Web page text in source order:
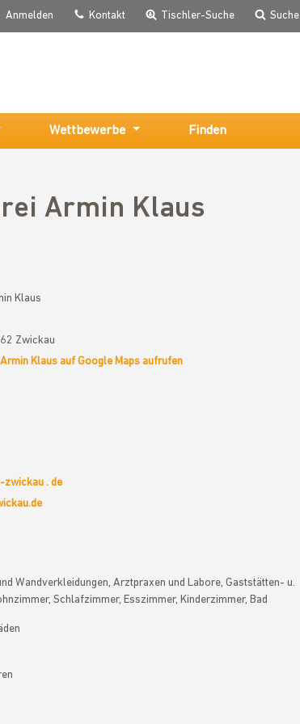
Anmelden Kontakt Tischler-Suche Suche
Wettbewerbe Finden
Armin Klaus
Klaus
Zwickau
Klaus auf Google Maps aufrufen
. de
Wandverkleidungen, Arztpraxen und Labore, Gaststätten- u.
Schlafzimmer, Esszimmer, Kinderzimmer, Bad